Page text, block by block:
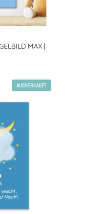
MAX |
AUSVERKAUFT